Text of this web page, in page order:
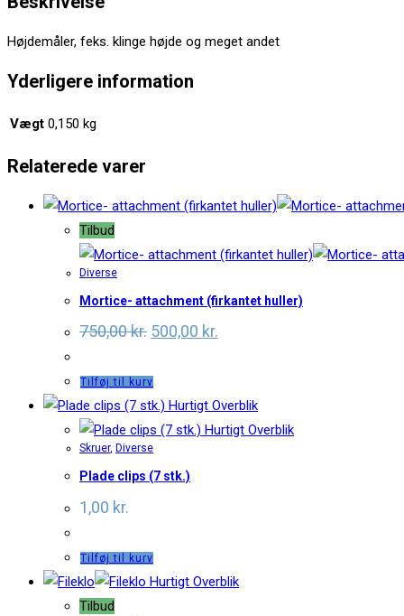
Højdemåler, feks. klinge højde og meget andet
Yderligere information
Vægt 0,150 kg
Relaterede varer
Tilbud
Diverse
Mortice- attachment (firkantet huller)
750,00kr. 500,00 kr.
Tilføj til kurv
Hurtigt Overblik
Hurtigt Overblik
Skruer, Diverse
Plade clips (7 stk.)
1,00 kr.
Tilføj til kurv
Hurtigt Overblik
Tilbud